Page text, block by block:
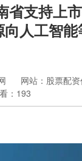
省支持上
人工智
网站：股票配
：193